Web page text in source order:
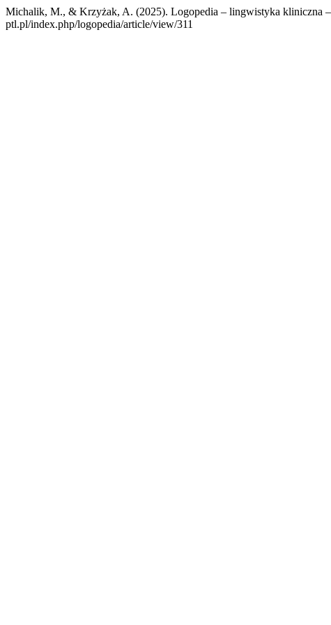
Michalik, M., & Krzyżak, A. (2025). Logopedia – lingwistyka kliniczna
ptl.pl/index.php/logopedia/article/view/311